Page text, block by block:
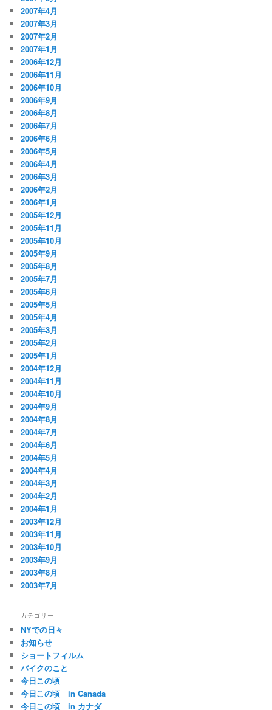
2007年4月
2007年3月
2007年2月
2007年1月
2006年12月
2006年11月
2006年10月
2006年9月
2006年8月
2006年7月
2006年6月
2006年5月
2006年4月
2006年3月
2006年2月
2006年1月
2005年12月
2005年11月
2005年10月
2005年9月
2005年8月
2005年7月
2005年6月
2005年5月
2005年4月
2005年3月
2005年2月
2005年1月
2004年12月
2004年11月
2004年10月
2004年9月
2004年8月
2004年7月
2004年6月
2004年5月
2004年4月
2004年3月
2004年2月
2004年1月
2003年12月
2003年11月
2003年10月
2003年9月
2003年8月
2003年7月
カテゴリー
NYでの日々
お知らせ
ショートフィルム
バイクのこと
今日この頃
今日この頃 in Canada
今日この頃 in カナダ